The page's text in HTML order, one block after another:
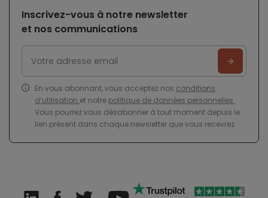
Inscrivez-vous à notre newsletter
et nos communications
En vous abonnant, vous acceptez nos conditions
d’utilisation et notre politique de données personnelles .
Vous pourrez vous désabonner à tout moment depuis le
lien présent dans chaque newsletter que vous recevrez.